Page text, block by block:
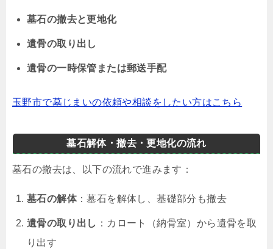
墓石の撤去と更地化
遺骨の取り出し
遺骨の一時保管または郵送手配
玉野市で墓じまいの依頼や相談をしたい方はこちら
墓石解体・撤去・更地化の流れ
墓石の撤去は、以下の流れで進みます：
墓石の解体：墓石を解体し、基礎部分も撤去
遺骨の取り出し ：カロート（納骨室）から遺骨を取
り出す